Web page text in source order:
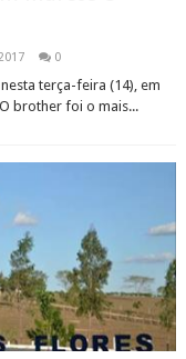
0
terça-feira (14), em
brother foi o mais...